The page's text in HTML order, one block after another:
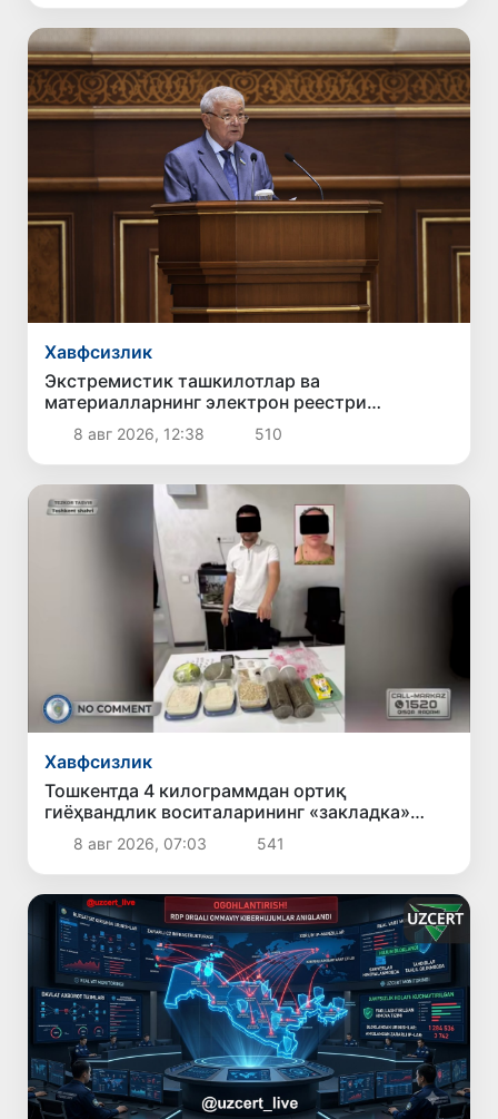
Хавфсизлик
Экстремистик ташкилотлар ва
материалларнинг электрон реестри
юритилади
8 авг 2026, 12:38 510
Хавфсизлик
Тошкентда 4 килограммдан ортиқ
гиёҳвандлик воситаларининг «закладка»
усулида тарқатилишига чек қўйилди
8 авг 2026, 07:03 541